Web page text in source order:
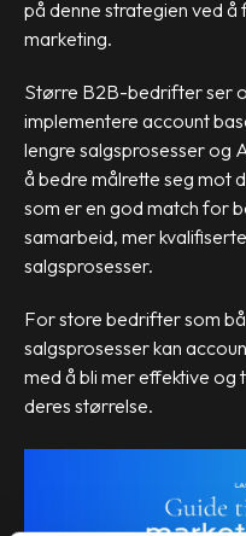
på denne strategien ved å
marketing.
Større B2B-bedrifter ser
implementere account
lengre salgsprosesser og
å bedre målrette seg mot
som er en god match for
samarbeid, mer
salgsprosesser.
For store bedrifter som
salgsprosesser kan
med å bli mer effektive og
deres størrelse.